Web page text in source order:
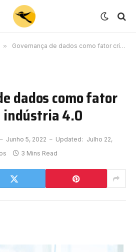
» Governança de dados como fator crítico para a indústria 4.0
dados como fator
indústria 4.0
Junho 5, 2022 Updated: Julho 22,
3 Mins Read